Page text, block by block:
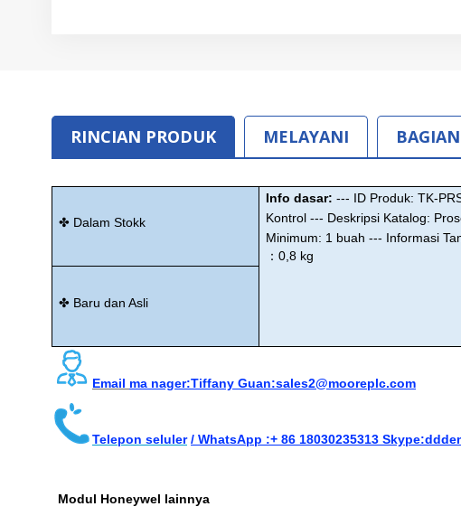
RINCIAN PRODUK MELAYANI
✤ Dalam Stokk
Info dasar: --- ID Produk: TK-
Kontrol --- Deskripsi Katalog:
Minimum: 1 buah --- Informasi
：0,8 kg
✤ Baru dan Asli
Email ma nager:Tiffany Guan:sales2@mooreplc.com
Telepon seluler / WhatsApp :+ 86 18030235313 Skype:
Modul Honeywel lainnya